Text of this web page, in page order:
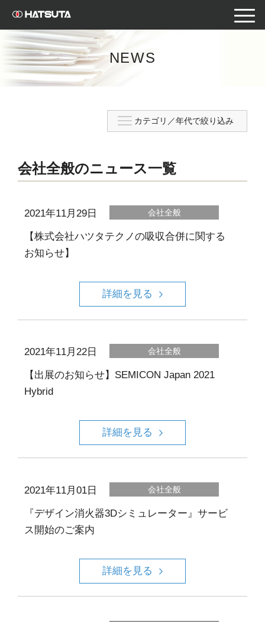
toggle
NEWS
会社全般のニュース一覧
2021年11月29日 会社全般
【株式会社ハツタテクノの吸収合併に関する
お知らせ】
詳細を見る
2021年11月22日 会社全般
【出展のお知らせ】SEMICON Japan 2021
Hybrid
詳細を見る
2021年11月01日 会社全般
『デザイン消火器3Dシミュレーター』サービ
ス開始のご案内
詳細を見る